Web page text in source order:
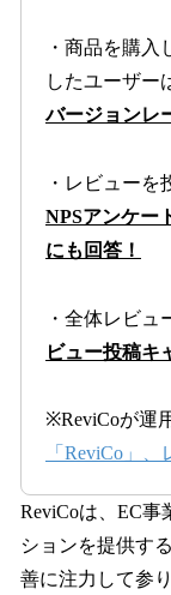
・商品を購
したユーザー
バージョンレ
・レビューを
NPSアンケー
にも回答！
・全体レビュ
ビュー投稿キ
※ReviCoが運
「ReviCo」
ReviCoは、EC
ションを提供す
善に注力して参り